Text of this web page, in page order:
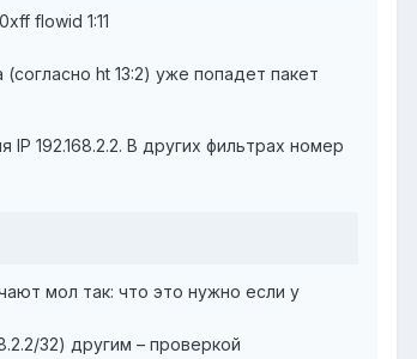
flowid 1:11
ht 13:2) уже попадет пакет
192.168.2.2. В других фильтрах номер
мол так: что это нужно если у
32) другим – проверкой